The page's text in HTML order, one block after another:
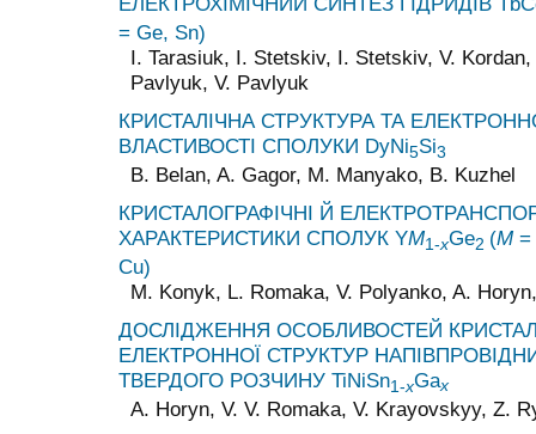
= Ge, Sn)
I. Tarasiuk, I. Stetskiv, I. Stetskiv, V. Kordan,
Pavlyuk, V. Pavlyuk
КРИСТАЛІЧНА СТРУКТУРА ТА
ВЛАСТИВОСТІ СПОЛУКИ DyNi5Si3
B. Belan, A. Gagor, M. Manyako, B. Kuzhel
КРИСТАЛОГРАФІЧНІ Й
ХАРАКТЕРИСТИКИ СПОЛУК YM1-хGe2 (M =
Cu)
M. Konyk, L. Romaka, V. Polyanko, A.
ДОСЛІДЖЕННЯ ОСОБЛИВОСТЕЙ
ЕЛЕКТРОННОЇ СТРУКТУР
ТВЕРДОГО РОЗЧИНУ TiNiSn1-xGax
А. Horyn, V. V. Rоmаkа, V. Krayovskyy, Z.